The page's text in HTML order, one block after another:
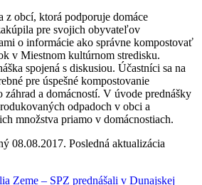
z obcí, ktorá podporuje domáce
pre svojich obyvateľov
o informácie ako správne kompostovať
v Miestnom kultúrnom stredisku.
spojená s diskusiou. Účastníci sa na
pre úspešné kompostovanie
a domácností. V úvode prednášky
odpadoch v obci a
množstva priamo v domácnostiach.
08.08.2017. Posledná aktualizácia
Zeme – SPZ prednášali v Dunajskej